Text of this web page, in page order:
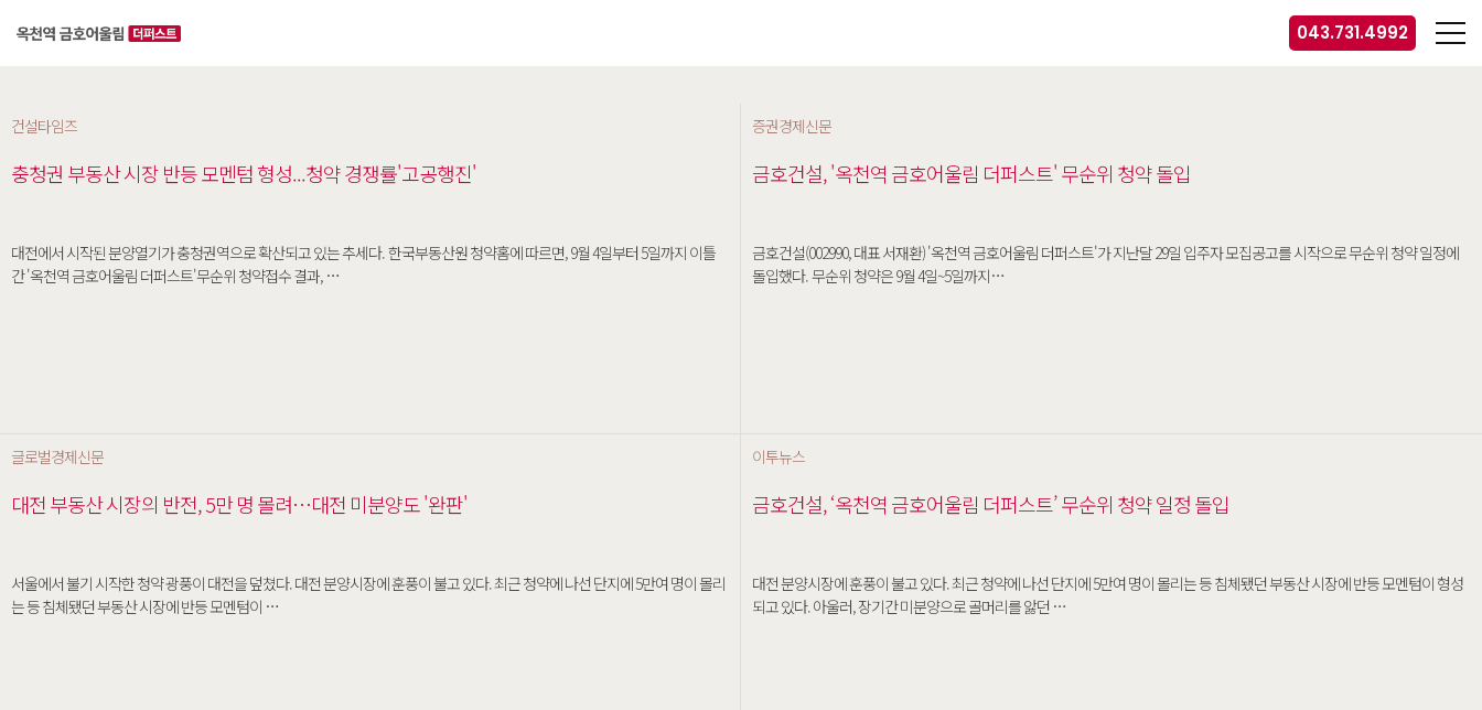
043.731.4992
건설타임즈
충청권 부동산 시장 반등 모멘텀 형성...청약 경쟁률'고공행진'
대전에서 시작된 분양열기가 충청권역으로 확산되고 있는 추세다. 한국부동산원 청약홈에 따르면, 9월 4일부터 5일까지 이틀
간 '옥천역 금호어울림 더퍼스트'무순위 청약접수 결과, …
증권경제신문
금호건설, '옥천역 금호어울림 더퍼스트' 무순위 청약 돌입
금호건설(002990, 대표 서재환) '옥천역 금호어울림 더퍼스트'가 지난달 29일 입주자 모집공고를 시작으로 무순위 청약 일정에
돌입했다. 무순위 청약은 9월 4일~5일까지…
글로벌경제신문
대전 부동산 시장의 반전, 5만 명 몰려…대전 미분양도 '완판'
서울에서 불기 시작한 청약 광풍이 대전을 덮쳤다. 대전 분양시장에 훈풍이 불고 있다. 최근 청약에 나선 단지에 5만여 명이 몰리
는 등 침체됐던 부동산 시장에 반등 모멘텀이 …
이투뉴스
금호건설, ‘옥천역 금호어울림 더퍼스트’ 무순위 청약 일정 돌입
대전 분양시장에 훈풍이 불고 있다. 최근 청약에 나선 단지에 5만여 명이 몰리는 등 침체됐던 부동산 시장에 반등 모멘텀이 형성
되고 있다. 아울러, 장기간 미분양으로 골머리를 앓던 …